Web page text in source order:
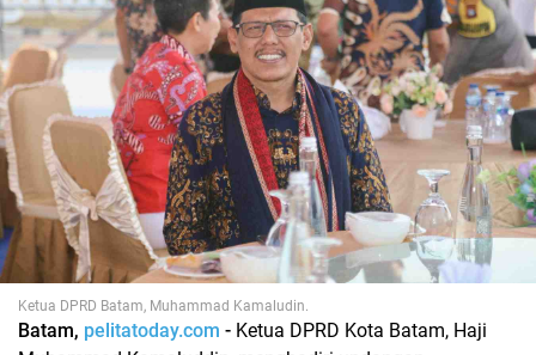
Ketua DPRD Batam, Muhammad Kamaludin.
Batam, pelitatoday.com - Ketua DPRD Kota Batam, Haji